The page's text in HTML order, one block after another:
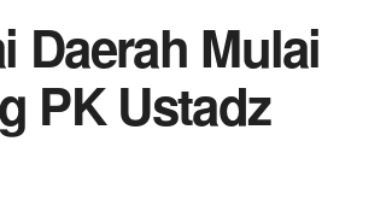
Daerah Mulai
PK Ustadz